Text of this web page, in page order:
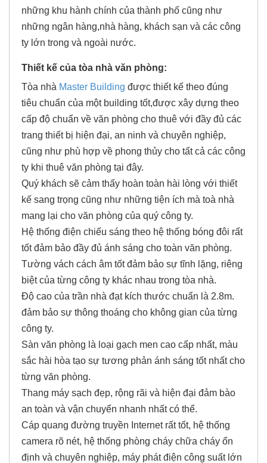
những khu hành chính của thành phố cũng như
những ngân hàng,nhà hàng, khách sạn và các công
ty lớn trong và ngoài nước.
Thiết kế của tòa nhà văn phòng:
Tòa nhà Master Building được thiết kế theo đúng
tiêu chuẩn của một building tốt,được xây dựng theo
cấp độ chuẩn về văn phòng cho thuê với đầy đủ các
trang thiết bị hiện đại, an ninh và chuyên nghiệp,
cũng như phù hợp về phong thủy cho tất cả các công
ty khi thuê văn phòng tại đây.
Quý khách sẽ cảm thấy hoàn toàn hài lòng với thiết
kế sang trọng cũng như những tiện ích mà toà nhà
mang lại cho văn phòng của quý công ty.
Hệ thống điện chiếu sáng theo hệ thống bóng đôi rất
tốt đảm bảo đầy đủ ánh sáng cho toàn văn phòng.
Tường vách cách âm tốt đảm bảo sự tĩnh lặng, riêng
biệt của từng công ty khác nhau trong tòa nhà.
Độ cao của trần nhà đạt kích thước chuẩn là 2.8m.
đảm bảo sự thông thoáng cho không gian của từng
công ty.
Sàn văn phòng là loại gạch men cao cấp nhất, màu
sắc hài hòa tạo sự tương phản ánh sáng tốt nhất cho
từng văn phòng.
Thang máy sạch đẹp, rộng rãi và hiện đại đảm bào
an toàn và vận chuyển nhanh nhất có thể.
Cáp quang đường truyền Internet rất tốt, hệ thống
camera rõ nét, hệ thống phòng cháy chữa cháy ổn
định và chuyên nghiệp, máy phát điện công suất lớn